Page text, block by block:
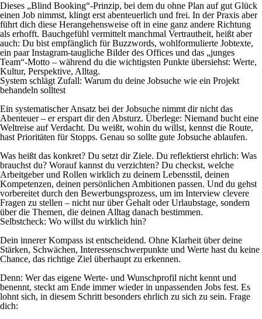
Dieses „Blind Booking“-Prinzip, bei dem du ohne Plan auf gut Glück
einen Job nimmst, klingt erst abenteuerlich und frei. In der Praxis aber
führt dich diese Herangehensweise oft in eine ganz andere Richtung
als erhofft. Bauchgefühl vermittelt manchmal Vertrautheit, heißt aber
auch: Du bist empfänglich für Buzzwords, wohlformulierte Jobtexte,
ein paar Instagram-taugliche Bilder des Offices und das „junges
Team“-Motto – während du die wichtigsten Punkte übersiehst: Werte,
Kultur, Perspektive, Alltag.
System schlägt Zufall: Warum du deine Jobsuche wie ein Projekt
behandeln solltest
Ein systematischer Ansatz bei der Jobsuche nimmt dir nicht das
Abenteuer – er erspart dir den Absturz. Überlege: Niemand bucht eine
Weltreise auf Verdacht. Du weißt, wohin du willst, kennst die Route,
hast Prioritäten für Stopps. Genau so sollte gute Jobsuche ablaufen.
Was heißt das konkret? Du setzt dir Ziele. Du reflektierst ehrlich: Was
brauchst du? Worauf kannst du verzichten? Du checkst, welche
Arbeitgeber und Rollen wirklich zu deinem Lebensstil, deinen
Kompetenzen, deinen persönlichen Ambitionen passen. Und du gehst
vorbereitet durch den Bewerbungsprozess, um im Interview clevere
Fragen zu stellen – nicht nur über Gehalt oder Urlaubstage, sondern
über die Themen, die deinen Alltag danach bestimmen.
Selbstcheck: Wo willst du wirklich hin?
Dein innerer Kompass ist entscheidend. Ohne Klarheit über deine
Stärken, Schwächen, Interessenschwerpunkte und Werte hast du keine
Chance, das richtige Ziel überhaupt zu erkennen.
Denn: Wer das eigene Werte- und Wunschprofil nicht kennt und
benennt, steckt am Ende immer wieder in unpassenden Jobs fest. Es
lohnt sich, in diesem Schritt besonders ehrlich zu sich zu sein. Frage
dich: